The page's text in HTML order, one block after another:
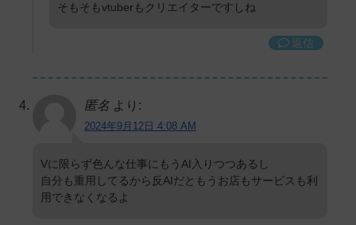
そもそもvtuberもクリエイターですしね
返信
匿名 より:
2024年9月12日 4:08 AM
Vに限らず色んな仕事にもうAI入りつつあるし
自分も重用してるから反AIだともうお店もサービスも利
用できなくなるよ